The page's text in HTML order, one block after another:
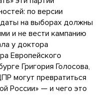
по версии
на выборах должны
и не вести кампанию
у доктора
Европейского
Григория Голосова,
могут превратиться
России» — и чего это